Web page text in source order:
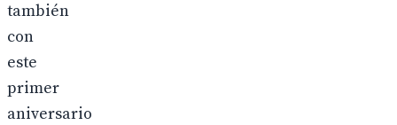
también
con
este
primer
aniversario